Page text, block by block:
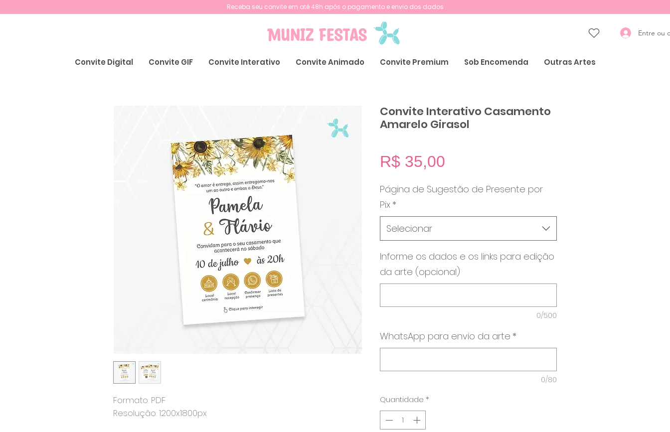
Receba seu convite em até 48h após o pagamento e envio dos dados
Entre ou
Convite Digital Convite GIF Convite Interativo Convite Animado Convite Premium Sob Encomenda Outras Artes
Formato: PDF
Resolução: 1200x1800px
Convite Interativo Casamento
Amarelo Girasol
R$ 35,00
Página de Sugestão de Presente por
Pix *
Selecionar
Informe os dados e os links para edição
da arte (opcional)
0/500
WhatsApp para envio da arte *
0/80
Quantidade *